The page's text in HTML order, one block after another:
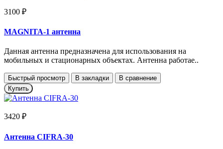
3100 ₽
MAGNITA-1 антенна
Данная антенна предназначена для использования на
мобильных и стационарных объектах. Антенна работае..
Быстрый просмотр В закладки
В сравнение
Купить
3420 ₽
Антенна CIFRA-30